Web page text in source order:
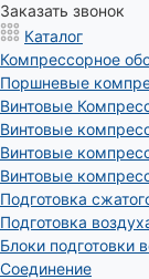
Заказать звонок
Каталог
Компрессорное
Поршневые
Винтовые
Винтовые
Винтовые
Винтовые
Подготовка
Подготовка
Блоки подготовки
Соединение